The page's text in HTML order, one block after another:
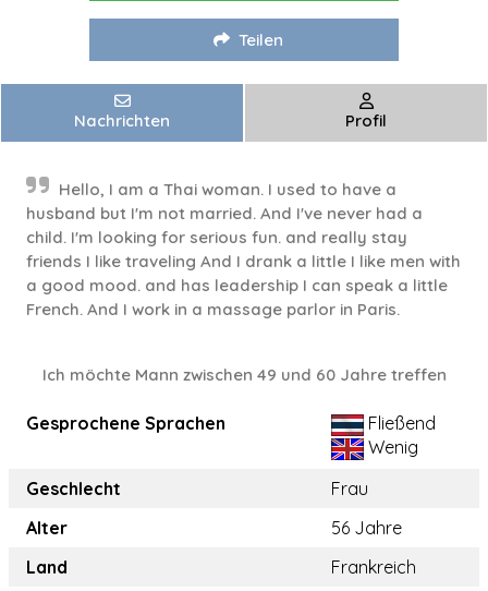
Teilen
Nachrichten Profil
Hello, I am a Thai woman. I used to have a
husband but I'm not married. And I've never had a
child. I'm looking for serious fun. and really stay
friends I like traveling And I drank a little I like men with
a good mood. and has leadership I can speak a little
French. And I work in a massage parlor in Paris.
Ich möchte Mann zwischen 49 und 60 Jahre treffen
Gesprochene Sprachen
Fließend
Wenig
Geschlecht
Frau
Alter
56 Jahre
Land
Frankreich